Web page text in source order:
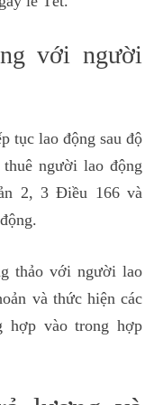
với người
tục lao động sau độ
người lao động
2, 3 Điều 166 và
thảo với người lao
và thức hiện các
hợp vào trong hợp